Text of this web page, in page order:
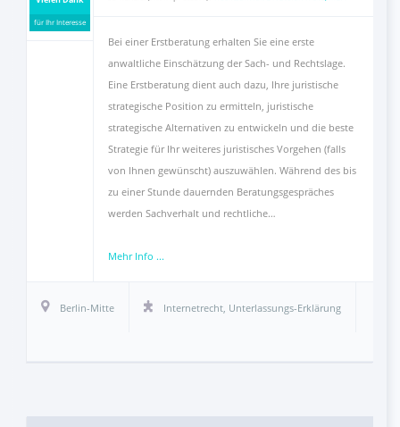
für Ihr Interesse
Bei einer Erstberatung erhalten Sie eine erste
anwaltliche Einschätzung der Sach- und Rechtslage.
Eine Erstberatung dient auch dazu, Ihre juristische
strategische Position zu ermitteln, juristische
strategische Alternativen zu entwickeln und die beste
Strategie für Ihr weiteres juristisches Vorgehen (falls
von Ihnen gewünscht) auszuwählen. Während des bis
zu einer Stunde dauernden Beratungsgespräches
werden Sachverhalt und rechtliche…
Mehr Info ...
Berlin-Mitte Internetrecht, Unterlassungs-Erklärung